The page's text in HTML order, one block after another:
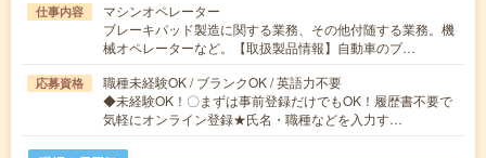
仕事内容
マシンオペレーター
ブレーキパッド製造に関する業務、その他付随する業務。機
械オペレーターなど。【取扱製品情報】自動車のブ…
応募資格
職種未経験OK / ブランクOK / 英語力不要
◆未経験OK！〇まずは事前登録だけでもOK！履歴書不要で
気軽にオンライン登録★氏名・職種などを入力す…